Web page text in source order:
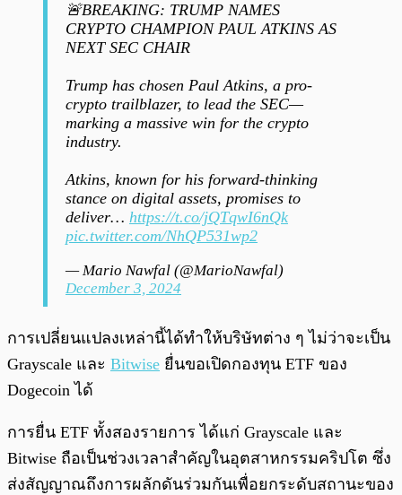
🚨BREAKING: TRUMP NAMES
CRYPTO CHAMPION PAUL ATKINS AS
NEXT SEC CHAIR
Trump has chosen Paul Atkins, a pro-
crypto trailblazer, to lead the SEC—
marking a massive win for the crypto
industry.
Atkins, known for his forward-thinking
stance on digital assets, promises to
deliver… https://t.co/jQTqwI6nQk
pic.twitter.com/NhQP531wp2
— Mario Nawfal (@MarioNawfal)
December 3, 2024
การเปลี่ยนแปลงเหล่านี้ได้ทำให้บริษัทต่าง ๆ ไม่ว่าจะเป็น
Grayscale และ Bitwise ยื่นขอเปิดกองทุน ETF ของ
Dogecoin ได้
การยื่น ETF ทั้งสองรายการ ได้แก่ Grayscale และ
Bitwise ถือเป็นช่วงเวลาสำคัญในอุตสาหกรรมคริปโต ซึ่ง
ส่งสัญญาณถึงการผลักดันร่วมกันเพื่อยกระดับสถานะของ